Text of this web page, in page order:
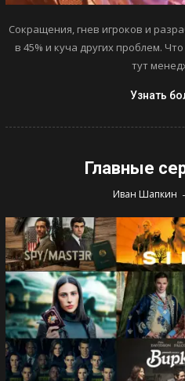
Сокращения, гнев игроков и
в 45% и куча других проблем.
тут
Узнать
Главные
Иван Шапкин -